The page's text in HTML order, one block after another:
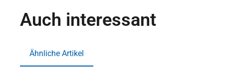
Auch interessant
Ähnliche Artikel